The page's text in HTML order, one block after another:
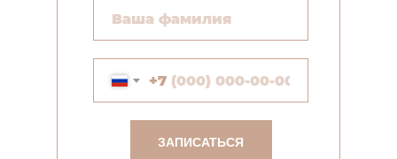
+7
ЗАПИСАТЬСЯ